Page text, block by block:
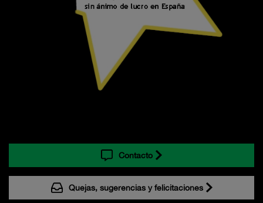
Contacto
Quejas, sugerencias y felicitaciones